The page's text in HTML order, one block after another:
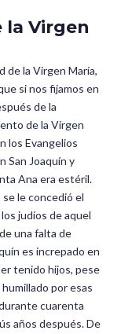
la Virgen
de la Virgen María,
si nos fijamos en
de la
de la Virgen
los Evangelios
San Joaquín y
Ana era estéril.
le concedió el
judíos de aquel
una falta de
es increpado en
tenido hijos, pese
humillado por esas
cuarenta
años después. De